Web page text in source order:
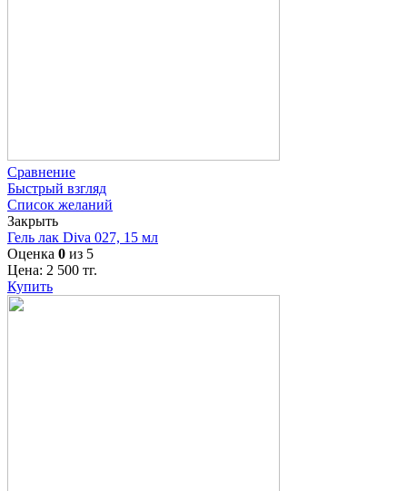
Сравнение
Быстрый взгляд
Список желаний
Закрыть
Гель лак Diva 027, 15 мл
Оценка 0 из 5
Цена: 2 500 тг.
Купить